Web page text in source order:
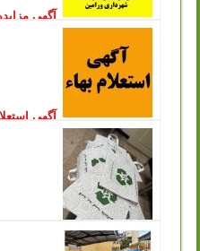
آگهی
انتشار: یکشنبه, 09 ارديبهشت 1403
سازمان مدیریت
پسماندهای با ارزش مرکز
مزایده عمومی به اشخاص
آگهی
انتشار: چهارشنبه, 15 آذر 1402
سازمان مدیریت پسماند
آوری و زنده گیری سگ
انعقاد قرارداد با پیمانکار واجد...